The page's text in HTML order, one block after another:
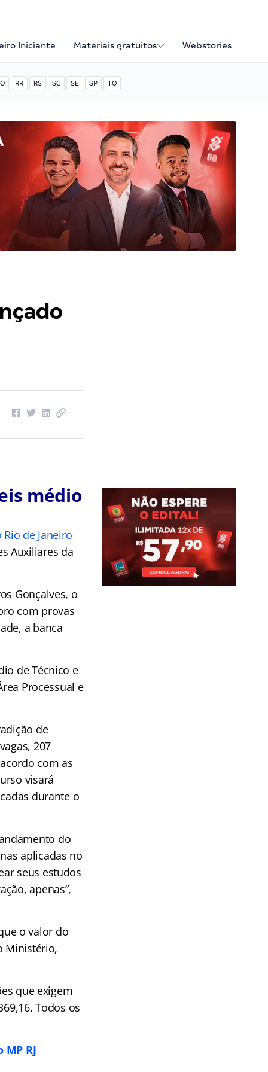
Iniciante Materiais gratuitos Webstories
RR RS SC SE SP TO
médio
de Janeiro
Auxiliares da
Gonçalves, o
com provas
a banca
de Técnico e
Processual e
de
207
com as
visará
durante o
do
aplicadas no
seus estudos
apenas”,
o valor do
Ministério,
que exigem
Todos os
RJ